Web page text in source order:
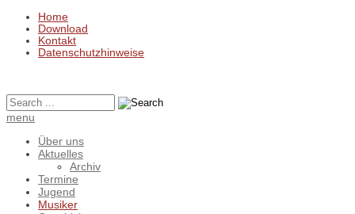
Home
Download
Kontakt
Datenschutzhinweise
menu
Über uns
Aktuelles
Archiv
Termine
Jugend
Musiker